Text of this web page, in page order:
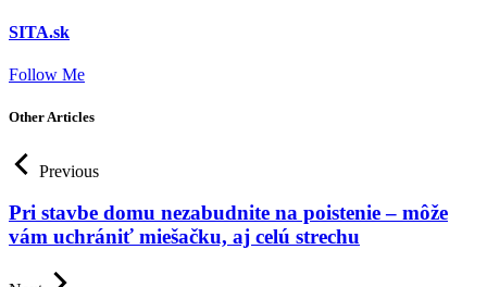
SITA.sk
Follow Me
Other Articles
Previous
Pri stavbe domu nezabudnite na poistenie – môže
vám uchrániť miešačku, aj celú strechu